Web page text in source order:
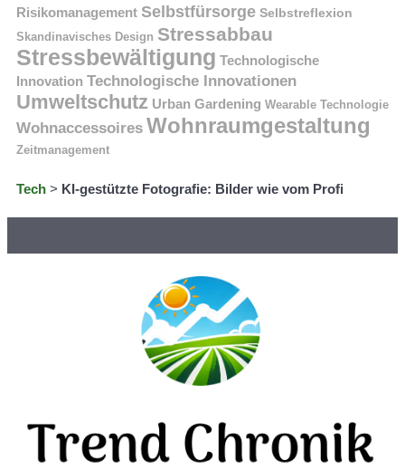
Risikomanagement Selbstfürsorge Selbstreflexion
Skandinavisches Design Stressabbau
Stressbewältigung Technologische
Innovation Technologische Innovationen
Umweltschutz Urban Gardening Wearable Technologie
Wohnaccessoires Wohnraumgestaltung
Zeitmanagement
Tech > KI-gestützte Fotografie: Bilder wie vom Profi